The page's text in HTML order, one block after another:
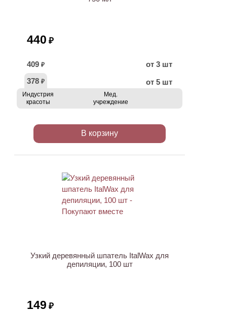
440 ₽
409 ₽
от 3 шт
378 ₽ от 5 шт
Индустрия
красоты
Мед.
учреждение
В корзину
Узкий деревянный шпатель ItalWax для
депиляции, 100 шт
149 ₽